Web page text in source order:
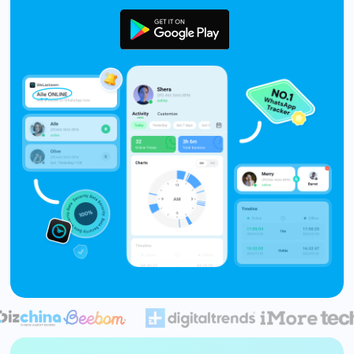
Fazer backup de até 18 tipos de dados e dados do
WhatsApp para o computador. E restaurar
backups facilmente.
Recuperar visulização única de WhatsApp
Recupere todas as mídias de visulização única do
WhatsApp — fotos, vídeos e mensagens de voz.
App
Mutsapper
MobileTrans App